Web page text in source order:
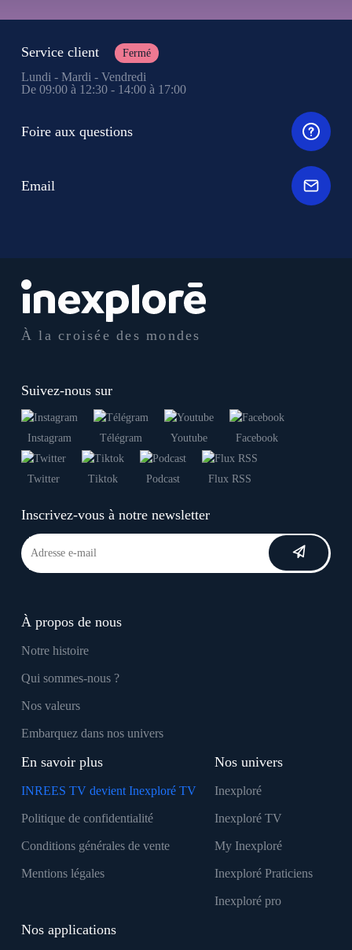
À la croisée des mondes
Suivez-nous sur
Instagram Télégram Youtube Facebook
Twitter Tiktok Podcast Flux RSS
Inscrivez-vous à notre newsletter
À propos de nous
Notre histoire
Qui sommes-nous ?
Nos valeurs
Embarquez dans nos univers
En savoir plus
INREES TV devient Inexploré TV
Politique de confidentialité
Conditions générales de vente
Mentions légales
Nos univers
Inexploré
Inexploré TV
My Inexploré
Inexploré Praticiens
Inexploré pro
Nos applications
Service client Fermé
Lundi - Mardi - Vendredi
De 09:00 à 12:30 - 14:00 à 17:00
Foire aux questions
Email